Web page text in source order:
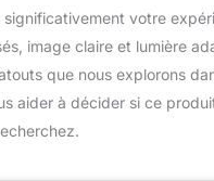
significativement votre
image claire et lumière
que nous explorons
aider à décider si ce